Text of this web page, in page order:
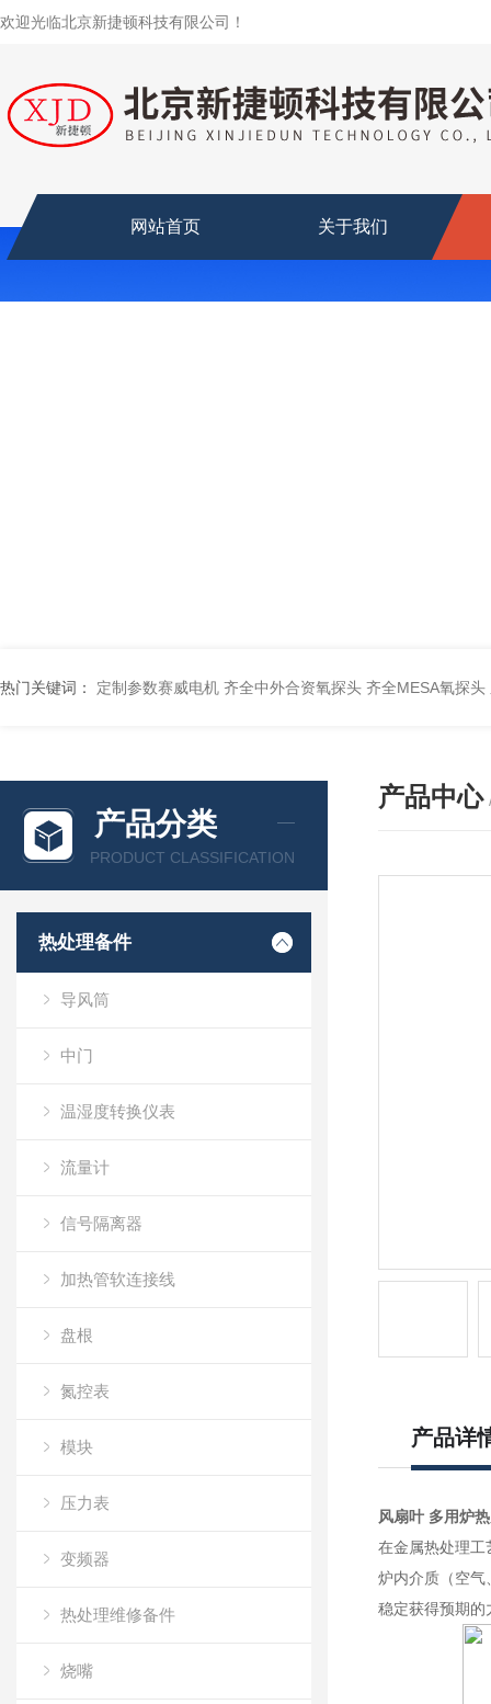
欢迎光临北京新捷顿科技有限公司！
网站首页 关于我们
热门关键词： 定制参数赛威电机 齐全中外合资氧探头 齐全MESA氧探头
产品分类
PRODUCT CLASSIFICATION
热处理备件
导风筒
中门
温湿度转换仪表
流量计
信号隔离器
加热管软连接线
盘根
氮控表
模块
压力表
变频器
热处理维修备件
烧嘴
产品中心
产品详
风扇叶 多用炉
在金属热处理工
炉内介质（空气
稳定获得预期的